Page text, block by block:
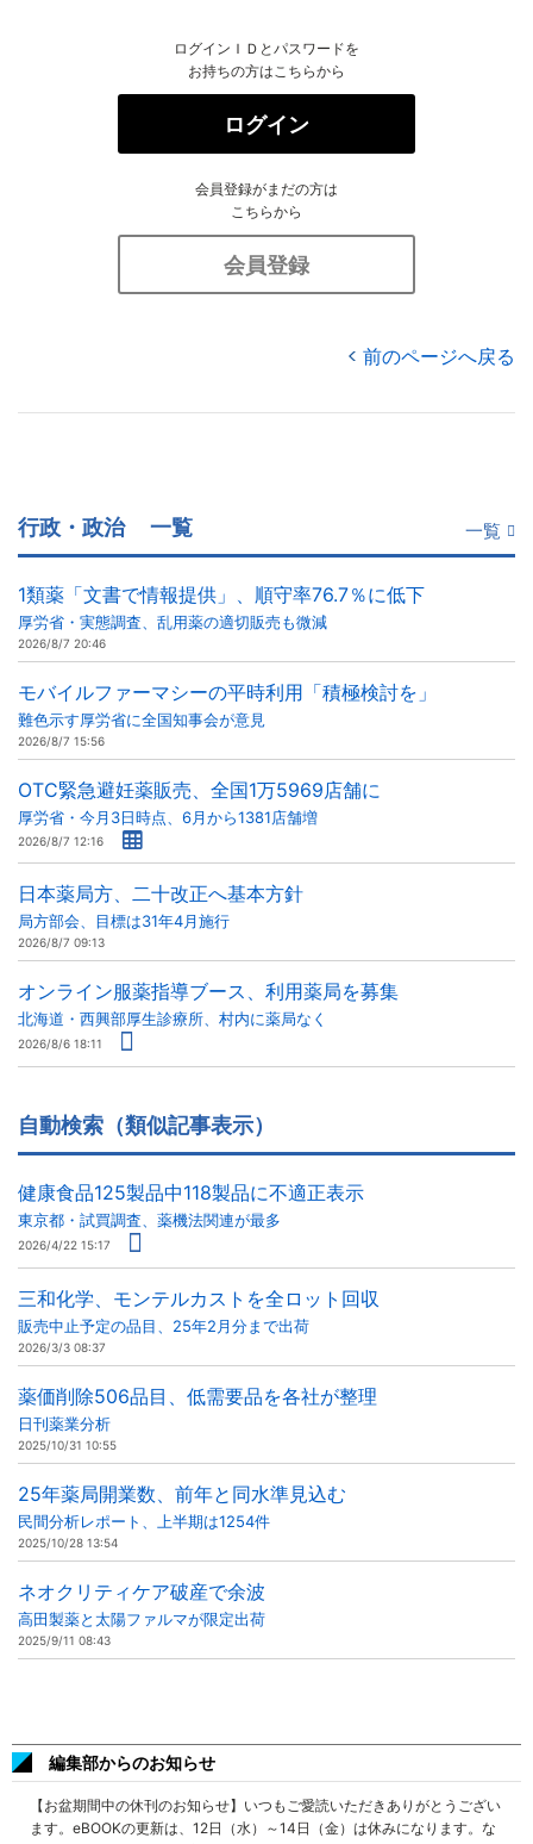
ログインＩＤとパスワードを
お持ちの方はこちらから
ログイン
会員登録がまだの方は
こちらから
会員登録
前のページへ戻る
行政・政治 一覧 一覧
1類薬「文書で情報提供」、順守率76.7％に低下
厚労省・実態調査、乱用薬の適切販売も微減
2026/8/7 20:46
モバイルファーマシーの平時利用「積極検討を」
難色示す厚労省に全国知事会が意見
2026/8/7 15:56
OTC緊急避妊薬販売、全国1万5969店舗に
厚労省・今月3日時点、6月から1381店舗増
2026/8/7 12:16
日本薬局方、二十改正へ基本方針
局方部会、目標は31年4月施行
2026/8/7 09:13
オンライン服薬指導ブース、利用薬局を募集
北海道・西興部厚生診療所、村内に薬局なく
2026/8/6 18:11
自動検索（類似記事表示）
健康食品125製品中118製品に不適正表示
東京都・試買調査、薬機法関連が最多
2026/4/22 15:17
三和化学、モンテルカストを全ロット回収
販売中止予定の品目、25年2月分まで出荷
2026/3/3 08:37
薬価削除506品目、低需要品を各社が整理
日刊薬業分析
2025/10/31 10:55
25年薬局開業数、前年と同水準見込む
民間分析レポート、上半期は1254件
2025/10/28 13:54
ネオクリティケア破産で余波
高田製薬と太陽ファルマが限定出荷
2025/9/11 08:43
編集部からのお知らせ
【お盆期間中の休刊のお知らせ】いつもご愛読いただきありがとうござい
ます。eBOOKの更新は、12日（水）～14日（金）は休みになります。な